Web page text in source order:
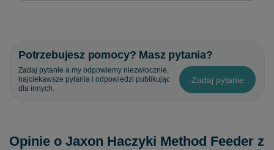
Potrzebujesz pomocy? Masz pytania?
Zadaj pytanie a my odpowiemy niezwłocznie,
najciekawsze pytania i odpowiedzi publikując
dla innych.
Zadaj pytanie
Opinie o Jaxon Haczyki Method Feeder z